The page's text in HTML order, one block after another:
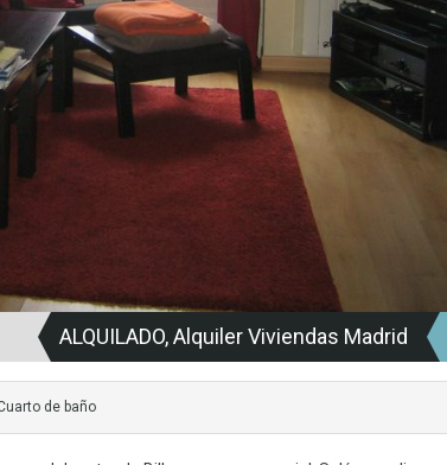
ALQUILADO, Alquiler Viviendas Madrid
de baño